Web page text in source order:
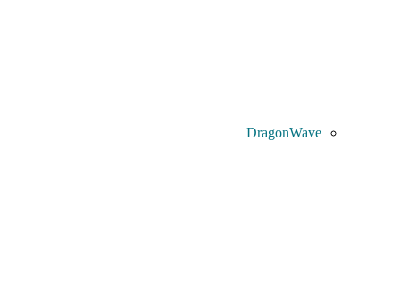
DragonWave